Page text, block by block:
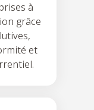
à
grâce
et